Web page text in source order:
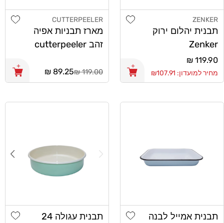
מוֹכֵר:
ZENKER
תבנית יהלום ירוק
Zenker
37X27.5cm
מחיר
רגיל
119.90 ₪
מחיר למועדון: ₪107.91
Add wishlist
מוֹכֵר:
CUTTERPEELER
מארז תבניות אפיה
זהב cutterpeeler
מחיר
רגיל
מחיר
מבצע
119.00 ₪
89.25 ₪
תבנית אמייל לבנה
Add wishlist
תבנית עגולה 24